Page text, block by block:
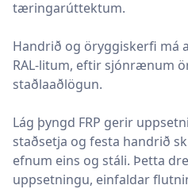
tæringarúttektum.
Handrið og öryggiskerfi má
RAL-litum, eftir sjónrænum
staðlaaðlögun.
Lág þyngd FRP gerir
staðsetja og festa handrið
efnum eins og stáli. Þetta
uppsetningu, einfaldar